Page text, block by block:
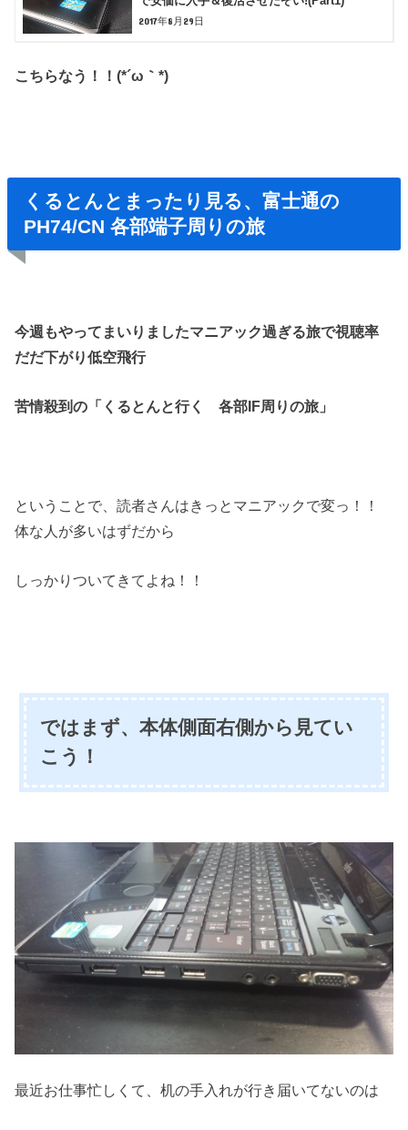
2017年8月29日
こちらなう！！(*´ω｀*)
くるとんとまったり見る、富士通の
PH74/CN 各部端子周りの旅
今週もやってまいりましたマニアック過ぎる旅で視聴率
だだ下がり低空飛行
苦情殺到の「くるとんと行く 各部IF周りの旅」
ということで、読者さんはきっとマニアックで変っ！！
体な人が多いはずだから
しっかりついてきてよね！！
ではまず、本体側面右側から見てい
こう！
最近お仕事忙しくて、机の手入れが行き届いてないのは